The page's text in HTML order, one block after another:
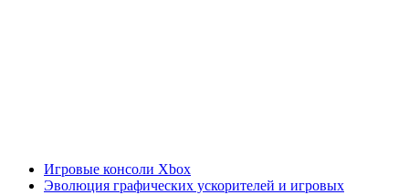
Игровые консоли Xbox
Эволюция графических ускорителей и игровых